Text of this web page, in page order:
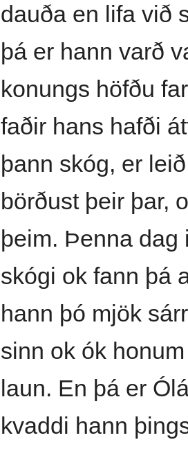
dauða en lifa við
þá er hann varð
konungs höfðu
faðir hans hafði
þann skóg, er
börðust þeir þar,
þeim. Þenna dag
skógi ok fann þá
hann þó mjök
sinn ok ók
laun. En þá er
kvaddi hann